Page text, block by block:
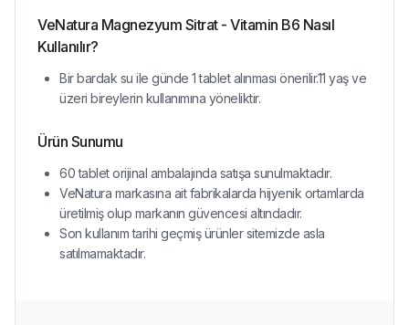
VeNatura Magnezyum Sitrat - Vitamin B6 Nasıl
Kullanılır?
Bir bardak su ile günde 1 tablet alınması önerilir.11 yaş ve
üzeri bireylerin kullanımına yöneliktir.
Ürün Sunumu
60 tablet orijinal ambalajında satışa sunulmaktadır.
VeNatura markasına ait fabrikalarda hijyenik ortamlarda
üretilmiş olup markanın güvencesi altındadır.
Son kullanım tarihi geçmiş ürünler sitemizde asla
satılmamaktadır.